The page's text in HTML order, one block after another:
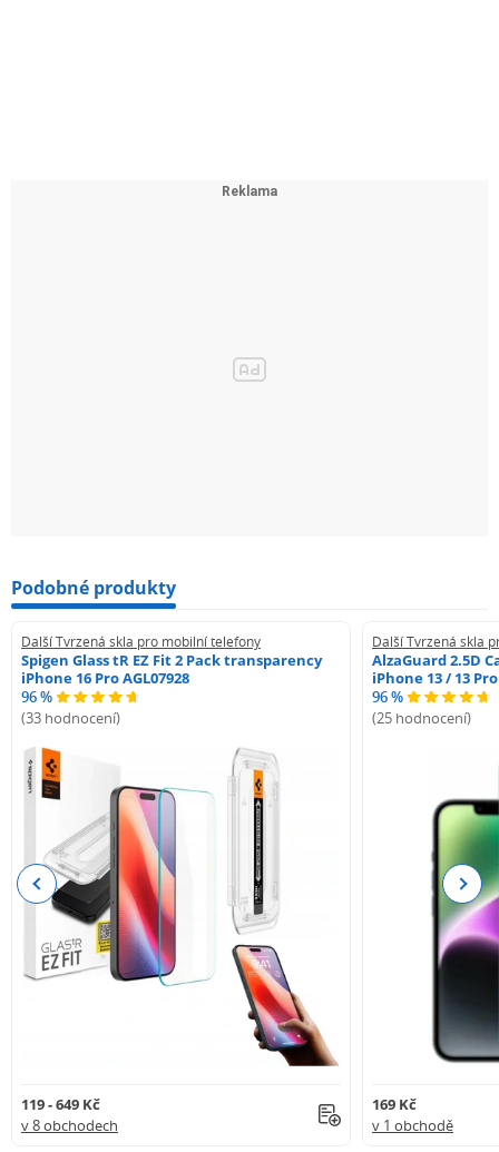
Podobné produkty
Další Tvrzená skla pro mobilní telefony
Spigen Glass tR EZ Fit 2 Pack transparency
iPhone 16 Pro AGL07928
96 %
(33 hodnocení)
119 - 649 Kč
v 8 obchodech
Další Tvrzená skla
AlzaGuard 2.5D
iPhone 13 / 13 Pro
96 %
(25 hodnocení)
169 Kč
v 1 obchodě
Previous Next